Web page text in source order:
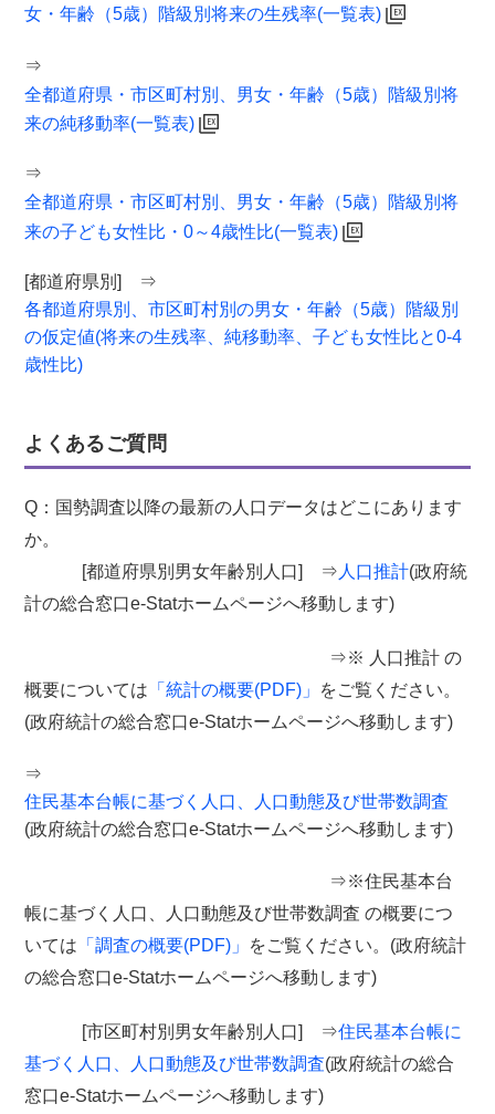
女・年齢（5歳）階級別将来の生残率(一覧表)
⇒
全都道府県・市区町村別、男女・年齢（5歳）階級別将
来の純移動率(一覧表)
⇒
全都道府県・市区町村別、男女・年齢（5歳）階級別将
来の子ども女性比・0～4歳性比(一覧表)
[都道府県別] ⇒
各都道府県別、市区町村別の男女・年齢（5歳）階級別
の仮定値(将来の生残率、純移動率、子ども女性比と0-4
歳性比)
よくあるご質問
Q：国勢調査以降の最新の人口データはどこにあります
か。
[都道府県別男女年齢別人口] ⇒ 人口推計(政府統
計の総合窓口e-Statホームページへ移動します)
⇒※ 人口推計 の
概要については 「統計の概要(PDF)」 をご覧ください。
(政府統計の総合窓口e-Statホームページへ移動します)
⇒
住民基本台帳に基づく人口、人口動態及び世帯数調査
(政府統計の総合窓口e-Statホームページへ移動します)
⇒※住民基本台
帳に基づく人口、人口動態及び世帯数調査 の概要につ
いては 「調査の概要(PDF)」 をご覧ください。(政府統計
の総合窓口e-Statホームページへ移動します)
[市区町村別男女年齢別人口] ⇒住民基本台帳に
基づく人口、人口動態及び世帯数調査(政府統計の総合
窓口e-Statホームページへ移動します)